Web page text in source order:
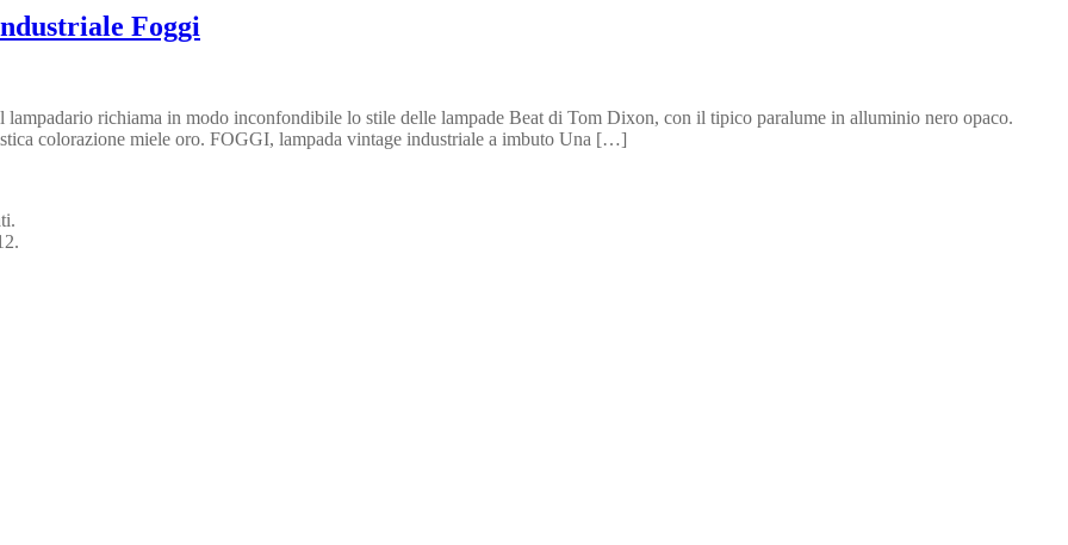
Foggi
richiama in modo inconfondibile lo stile delle lampade Beat di Tom Dixon, con il tipico paralume in alluminio nero opaco.
colorazione miele oro. FOGGI, lampada vintage industriale a imbuto Una […]